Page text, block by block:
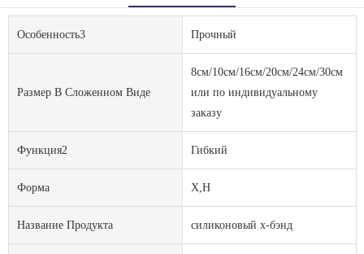
Особенность3 Прочный
Размер В Сложенном Виде
8см/10см/16см/20см/24см/30см
или по индивидуальному
заказу
Функция2 Гибкий
Форма X,H
Название Продукта силиконовый х-бэнд